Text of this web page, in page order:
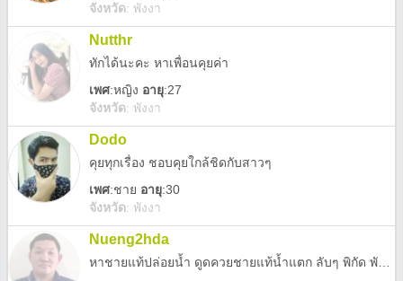
จังหวัด: พังงา
Nutthr
ทักได้นะคะ หาเพื่อนคุยค่า
เพศ:หญิง อายุ:27
จังหวัด: พังงา
Dodo
คุยทุกเรื่อง ชอบคุยใกล้ชิดกับสาวๆ
เพศ:ชาย อายุ:30
จังหวัด: พังงา
Nueng2hda